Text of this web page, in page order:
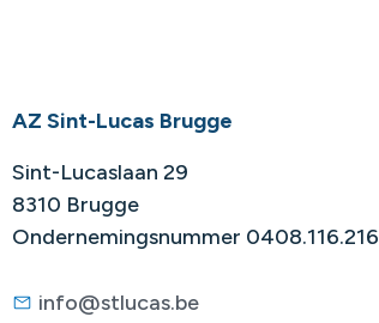
AZ Sint-Lucas Brugge
Sint-Lucaslaan 29
8310 Brugge
Ondernemingsnummer 0408.116.216
info@stlucas.be